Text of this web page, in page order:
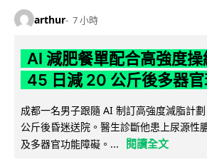
arthur 7 小時
AI 減肥餐單配合高強度
45 日減 20 公斤後多器
成都一名男子跟隨 AI 制訂高強度減脂計
公斤後昏迷送院。醫生診斷他患上尿源性
及多器官功能障礙。...
閱讀全文